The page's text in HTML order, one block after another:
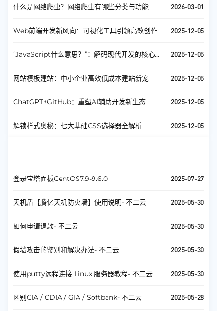
什么是网络爬虫？网络爬虫有哪些分类与功能 2026-03-01
Web前端开发新风向：可视化工具引领高效创作 2025-12-05
“JavaScript什么意思？”：解码现代开发的核心语
2025-12-05
网站模板建站：中小企业高效低成本建站新宠 2025-12-05
ChatGPT+GitHub：重塑AI辅助开发新生态 2025-12-05
解锁样式奥秘：七大基础CSS选择器全解析 2025-12-05
登录宝塔面板CentOS7.9-9.6.0 2025-07-27
天机盾【腾亿天机防火墙】使用说明- 不二云 2025-05-30
如何申请退款- 不二云 2025-05-30
假墙攻击的鉴别和解决办法- 不二云 2025-05-30
使用putty远程连接 Linux 服务器教程- 不二云 2025-05-30
区别CIA / CDIA / GIA / Softbank- 不二云 2025-05-28